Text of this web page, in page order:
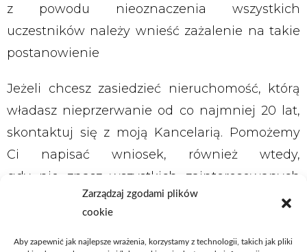
Zarządzaj zgodami plików
cookie
Aby zapewnić jak najlepsze wrażenia, korzystamy z technologii, takich jak pliki
z powodu nieoznaczenia wszystkich
uczestników należy wnieść zażalenie na takie
postanowienie
Jeżeli chcesz zasiedzieć nieruchomość, którą
władasz nieprzerwanie od co najmniej 20 lat,
skontaktuj się z moją Kancelarią. Pomożemy
Ci napisać wniosek, również wtedy,
gdy nie znasz wszystkich zainteresowanych
Adwokat